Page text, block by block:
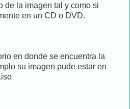
de la imagen tal y como si
en un CD o DVD.
en donde se encuentra la
su imagen pude estar en